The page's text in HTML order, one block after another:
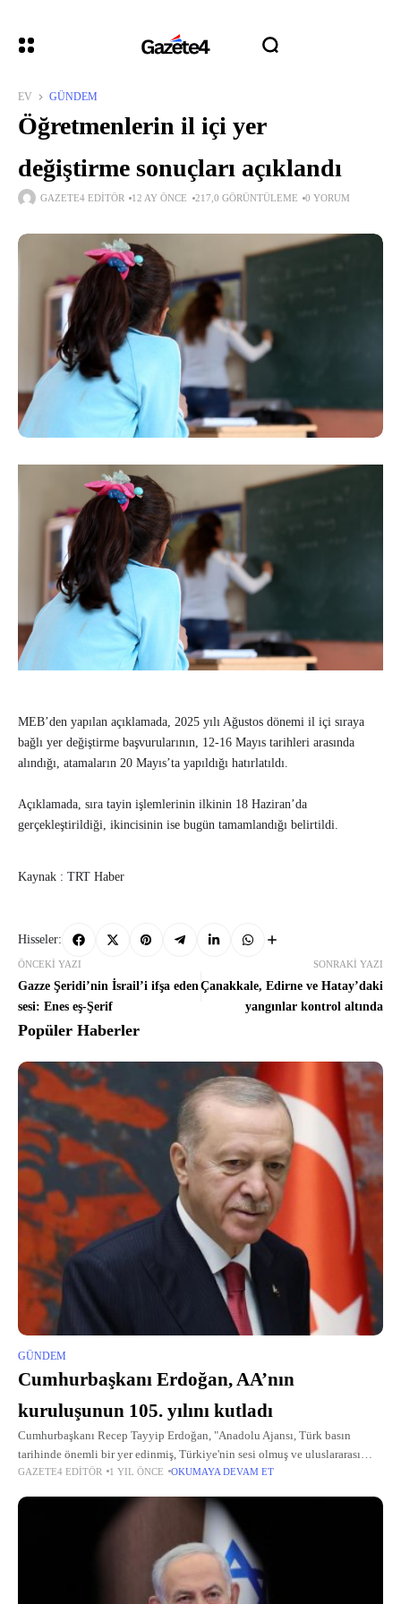
EV GÜNDEM
Öğretmenlerin il içi yer
değiştirme sonuçları açıklandı
GAZETE4 EDITÖR 12 AY ÖNCE 217,0 GÖRÜNTÜLEME 0 YORUM
MEB’den yapılan açıklamada, 2025 yılı Ağustos dönemi il içi sıraya
bağlı yer değiştirme başvurularının, 12-16 Mayıs tarihleri arasında
alındığı, atamaların 20 Mayıs’ta yapıldığı hatırlatıldı.
Açıklamada, sıra tayin işlemlerinin ilkinin 18 Haziran’da
gerçekleştirildiği, ikincisinin ise bugün tamamlandığı belirtildi.
Kaynak : TRT Haber
Hisseler:
ÖNCEKI YAZI
Gazze Şeridi’nin İsrail’i ifşa eden
sesi: Enes eş-Şerif
SONRAKI YAZI
Çanakkale, Edirne ve Hatay’daki
yangınlar kontrol altında
Popüler Haberler
GÜNDEM
Cumhurbaşkanı Erdoğan, AA’nın
kuruluşunun 105. yılını kutladı
Cumhurbaşkanı Recep Tayyip Erdoğan, "Anadolu Ajansı, Türk basın
tarihinde önemli bir yer edinmiş, Türkiye'nin sesi olmuş ve uluslararası
arenada da ülkemizin duruşunu en doğru şekilde temsil etmiştir" ifadesini
GAZETE4 EDITÖR 1 YIL ÖNCE OKUMAYA DEVAM ET